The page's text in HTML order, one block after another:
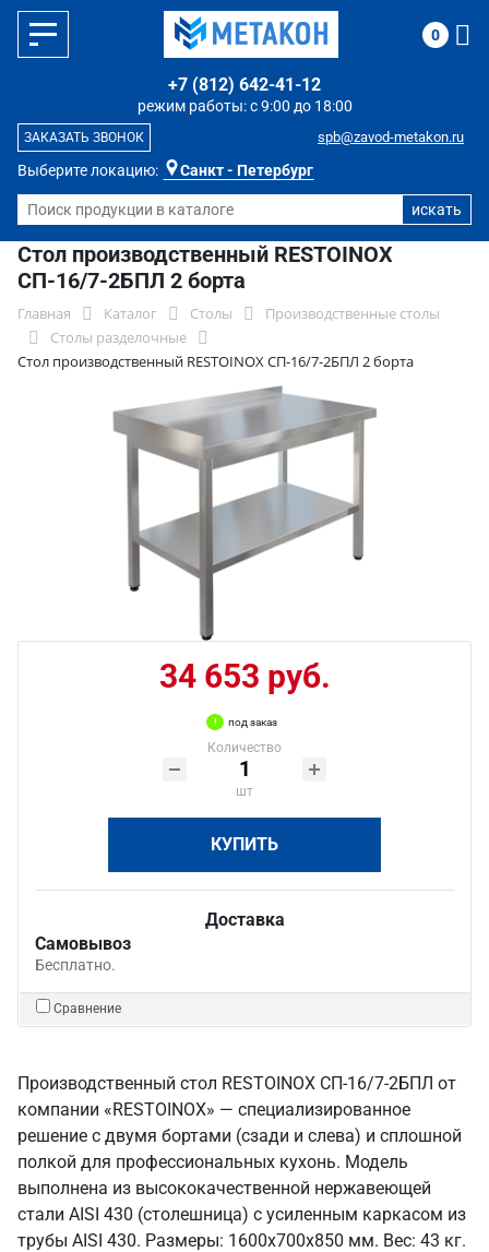
Выберите локацию: Санкт - Петербург
режим работы: с 9:00 до 18:00
+7 (812) 642-41-12
spb@zavod-metakon.ru
ЗАКАЗАТЬ ЗВОНОК
0
Стол производственный RESTOINOX
СП-16/7-2БПЛ 2 борта
Главная Каталог Столы
Производственные столы
Столы разделочные
Стол производственный RESTOINOX СП-16/7-2БПЛ 2 борта
34 653 руб.
под заказ
Количество
шт
КУПИТЬ
Доставка
Самовывоз
Бесплатно.
Сравнение
Производственный стол RESTOINOX СП-16/7-2БПЛ от
компании «RESTOINOX» — специализированное
решение с двумя бортами (сзади и слева) и сплошной
полкой для профессиональных кухонь. Модель
выполнена из высококачественной нержавеющей
стали AISI 430 (столешница) с усиленным каркасом из
трубы AISI 430. Размеры: 1600x700x850 мм. Вес: 43 кг.